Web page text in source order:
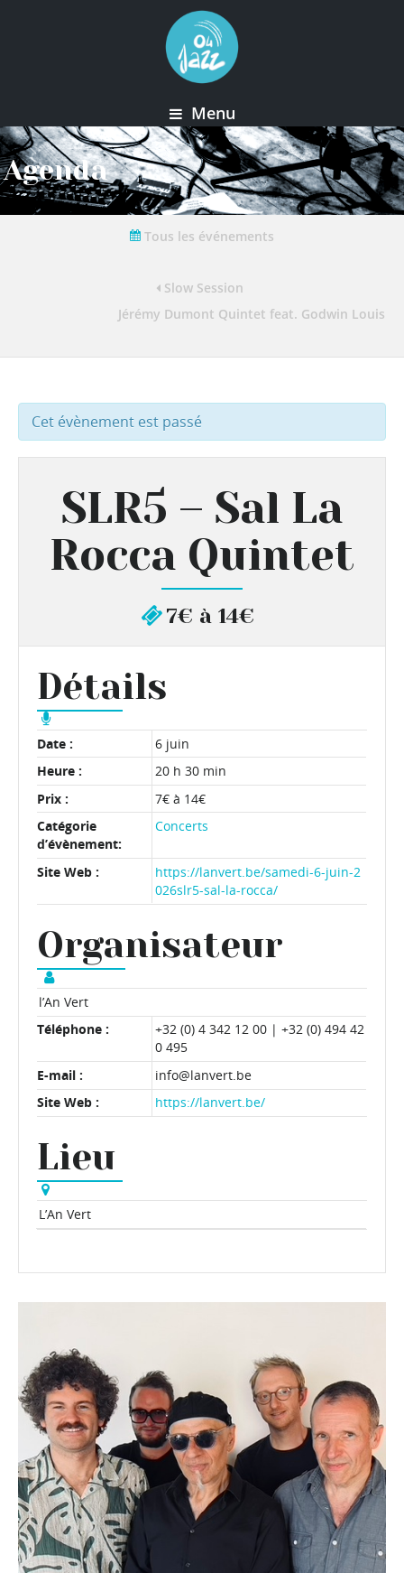
Menu
Agenda
Tous les événements
Slow Session
Jérémy Dumont Quintet feat. Godwin Louis –
Cet évènement est passé
SLR5 – Sal La
Rocca Quintet
7€ à 14€
Détails
Date :
6 juin
Heure :
20 h 30 min
Prix :
7€ à 14€
Catégorie
d’évènement:
Concerts
Site Web :
https://lanvert.be/samedi-6-juin-2
026slr5-sal-la-rocca/
Organisateur
l’An Vert
Téléphone :
+32 (0) 4 342 12 00 | +32 (0) 494 42
0 495
E-mail :
info@lanvert.be
Site Web :
https://lanvert.be/
Lieu
L’An Vert